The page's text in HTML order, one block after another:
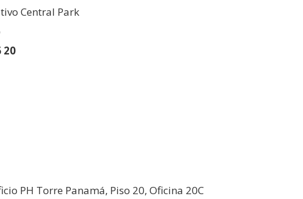
Central Park
20
PH Torre Panamá, Piso 20, Oficina 20C